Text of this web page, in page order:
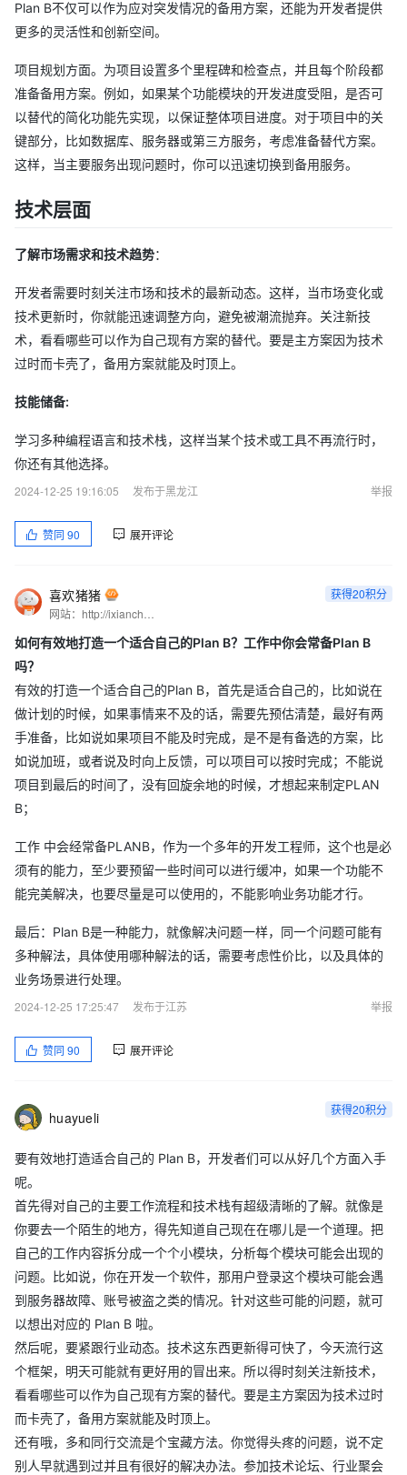
Plan B不仅可以作为应对突发情况的备用方案，还能为开发者提供
更多的灵活性和创新空间。
项目规划方面。为项目设置多个里程碑和检查点，并且每个阶段都
准备备用方案。例如，如果某个功能模块的开发进度受阻，是否可
以替代的简化功能先实现，以保证整体项目进度。对于项目中的关
键部分，比如数据库、服务器或第三方服务，考虑准备替代方案。
这样，当主要服务出现问题时，你可以迅速切换到备用服务。
技术层面
了解市场需求和技术趋势：
开发者需要时刻关注市场和技术的最新动态。这样，当市场变化或
技术更新时，你就能迅速调整方向，避免被潮流抛弃。关注新技
术，看看哪些可以作为自己现有方案的替代。要是主方案因为技术
过时而卡壳了，备用方案就能及时顶上。
技能储备:
学习多种编程语言和技术栈，这样当某个技术或工具不再流行时，
你还有其他选择。
2024-12-25 19:16:05
发布于黑龙江 举报
赞同 90 展开评论
喜欢猪猪 获得20积分
如何有效地打造一个适合自己的Plan B？工作中你会常备Plan B
吗？
有效的打造一个适合自己的Plan B，首先是适合自己的，比如说在
做计划的时候，如果事情来不及的话，需要先预估清楚，最好有两
手准备，比如说如果项目不能及时完成，是不是有备选的方案，比
如说加班，或者说及时向上反馈，可以项目可以按时完成；不能说
项目到最后的时间了，没有回旋余地的时候，才想起来制定PLAN
B；
工作 中会经常备PLANB，作为一个多年的开发工程师，这个也是必
须有的能力，至少要预留一些时间可以进行缓冲，如果一个功能不
能完美解决，也要尽量是可以使用的，不能影响业务功能才行。
最后：Plan B是一种能力，就像解决问题一样，同一个问题可能有
多种解法，具体使用哪种解法的话，需要考虑性价比，以及具体的
业务场景进行处理。
2024-12-25 17:25:47
发布于江苏 举报
赞同 90 展开评论
huayueli 获得20积分
要有效地打造适合自己的 Plan B，开发者们可以从好几个方面入手
呢。
首先得对自己的主要工作流程和技术栈有超级清晰的了解。就像是
你要去一个陌生的地方，得先知道自己现在在哪儿是一个道理。把
自己的工作内容拆分成一个个小模块，分析每个模块可能会出现的
问题。比如说，你在开发一个软件，那用户登录这个模块可能会遇
到服务器故障、账号被盗之类的情况。针对这些可能的问题，就可
以想出对应的 Plan B 啦。
然后呢，要紧跟行业动态。技术这东西更新得可快了，今天流行这
个框架，明天可能就有更好用的冒出来。所以得时刻关注新技术，
看看哪些可以作为自己现有方案的替代。要是主方案因为技术过时
而卡壳了，备用方案就能及时顶上。
还有哦，多和同行交流是个宝藏方法。你觉得头疼的问题，说不定
别人早就遇到过并且有很好的解决办法。参加技术论坛、行业聚会